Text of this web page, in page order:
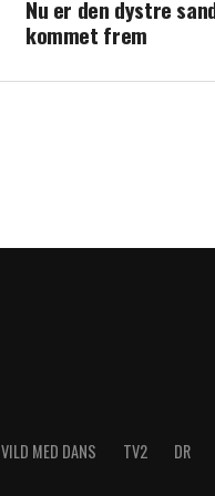
Nu er den dystre
kommet frem
VILD MED DANS TV2 DR